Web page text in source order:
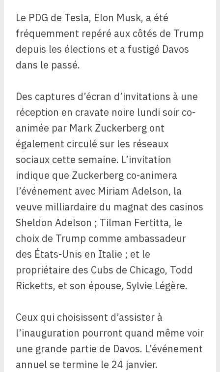
Le PDG de Tesla, Elon Musk, a été
fréquemment repéré aux côtés de Trump
depuis les élections et a fustigé Davos
dans le passé.
Des captures d’écran d’invitations à une
réception en cravate noire lundi soir co-
animée par Mark Zuckerberg ont
également circulé sur les réseaux
sociaux cette semaine. L’invitation
indique que Zuckerberg co-animera
l’événement avec Miriam Adelson, la
veuve milliardaire du magnat des casinos
Sheldon Adelson ; Tilman Fertitta, le
choix de Trump comme ambassadeur
des États-Unis en Italie ; et le
propriétaire des Cubs de Chicago, Todd
Ricketts, et son épouse, Sylvie Légère.
Ceux qui choisissent d’assister à
l’inauguration pourront quand même voir
une grande partie de Davos. L’événement
annuel se termine le 24 janvier.